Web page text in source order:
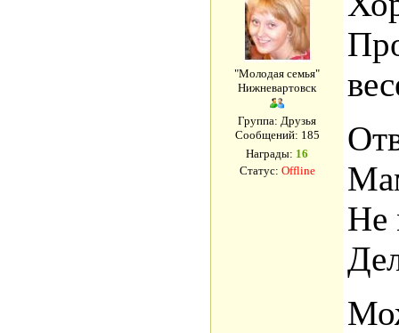
"Молодая семья"
Нижневартовск
Группа: Друзья
Сообщений: 185
Награды: 16
Статус: Offline
Не